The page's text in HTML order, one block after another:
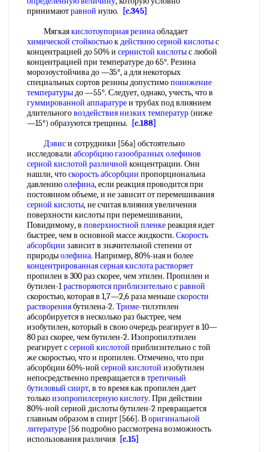
принимаютравной нулю.
[c.345]
Мягкаякислотоупорная резинаобладает
химической стойкостьюкдействию серной кислотыс
концентрацией до 50% и сернистой кислотыс любой
концентрацией при температуре до 65°. Резина
морозоустойчива до —35°, а для некоторых
специальных сортов резины допустимопонижение
температурыдо —55°. Следует, однако, учесть, что в
гуммированной аппаратуреи трубах под влиянием
длительноговоздействия низких температур (ниже
—15°) образуются трещины.
[c.188]
Дэвиси сотрудники [56а] обстоятельно
исследовали абсорбцию газообразных олефинов
серной кислотой различной концентрации. Они
нашли, чтоскорость абсорбции пропорциональна
давлениюолефина, если реакция проводится при
постоянном объеме, и не зависит от перемешивания
серной кислоты, не считая влияния увеличения
поверхности кислоты при перемешивании,
Повидимому, в поверхностной пленкереакция идет
быстрее, чем в основной массе жидкости. Скорость
абсорбции зависит в значительной степени от
природыолефина. Например, 80%-ная и более
концентрированная серная кислота растворяет
пропилен в 300 раз скорее, чем этилен. Пропилен и
бутилен-1растворяются приблизительносравной
скоростью, которая в 1,7—2,6 раза меньшескорости
растворениябутилена-2. Триме-тилэтилен
абсорбируется в несколько раз быстрее, чем
изобутилен, который в свою очередь реагирует в 10—
80 раз скорее, чем бутилен-2. Изопропилэтилен
реагирует ссерной кислотой приблизительно с той
же скоростью, что и пропилен. Отмечено, что при
абсорбции 60%-ной серной кислотой изобутилен
непосредственно превращается в третичный
бутиловый сиирт, в то время как пропилен дает
толькоизопропилсерную кислоту. При действии
80%-ной серной дислоты бутилен-2 превращается
главным образом в спирт [566]. Воригинальной
литературе [56 подробно рассмотрена возможность
использования различия [c.15]